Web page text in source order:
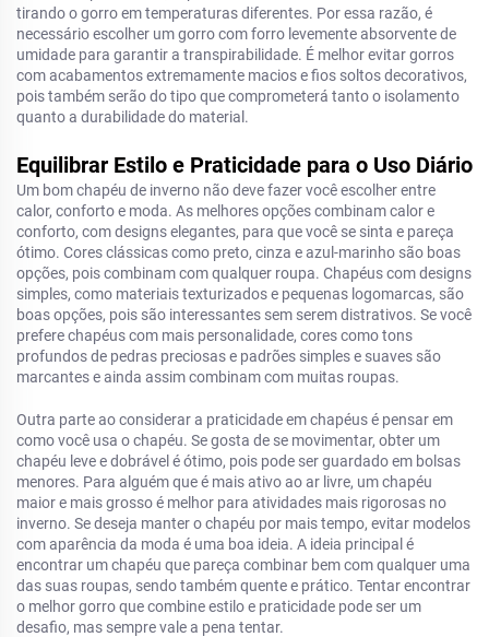
tirando o gorro em temperaturas diferentes. Por essa razão, é
necessário escolher um gorro com forro levemente absorvente de
umidade para garantir a transpirabilidade. É melhor evitar gorros
com acabamentos extremamente macios e fios soltos decorativos,
pois também serão do tipo que comprometerá tanto o isolamento
quanto a durabilidade do material.
Equilibrar Estilo e Praticidade para o Uso Diário
Um bom chapéu de inverno não deve fazer você escolher entre
calor, conforto e moda. As melhores opções combinam calor e
conforto, com designs elegantes, para que você se sinta e pareça
ótimo. Cores clássicas como preto, cinza e azul-marinho são boas
opções, pois combinam com qualquer roupa. Chapéus com designs
simples, como materiais texturizados e pequenas logomarcas, são
boas opções, pois são interessantes sem serem distrativos. Se você
prefere chapéus com mais personalidade, cores como tons
profundos de pedras preciosas e padrões simples e suaves são
marcantes e ainda assim combinam com muitas roupas.
Outra parte ao considerar a praticidade em chapéus é pensar em
como você usa o chapéu. Se gosta de se movimentar, obter um
chapéu leve e dobrável é ótimo, pois pode ser guardado em bolsas
menores. Para alguém que é mais ativo ao ar livre, um chapéu
maior e mais grosso é melhor para atividades mais rigorosas no
inverno. Se deseja manter o chapéu por mais tempo, evitar modelos
com aparência da moda é uma boa ideia. A ideia principal é
encontrar um chapéu que pareça combinar bem com qualquer uma
das suas roupas, sendo também quente e prático. Tentar encontrar
o melhor gorro que combine estilo e praticidade pode ser um
desafio, mas sempre vale a pena tentar.